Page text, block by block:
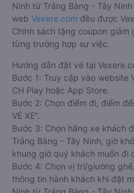
Ninh từ Trảng Bàng - Tây
web Vexere.com đều được
Chính sách tặng coupon giảm
từng trường hợp sự việc.
Hướng dẫn đặt vé tại
Bước 1: Truy cập vào website
CH Play hoặc App Store.
Bước 2: Chọn điểm đi, điểm
VÉ XE”.
Bước 3: Chọn hãng xe khách
Trảng Bàng - Tây Ninh, giờ
khung giờ quý khách muốn đi
Bước 4: Chọn vị trí/giường
thông tin hành khách khi đặt